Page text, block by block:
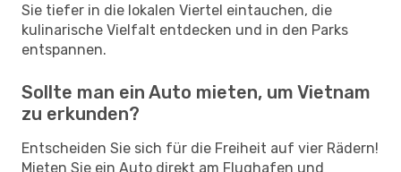
Sie tiefer in die lokalen Viertel eintauchen, die
kulinarische Vielfalt entdecken und in den Parks
entspannen.
Sollte man ein Auto mieten, um Vietnam
zu erkunden?
Entscheiden Sie sich für die Freiheit auf vier Rädern!
Mieten Sie ein Auto direkt am Flughafen und